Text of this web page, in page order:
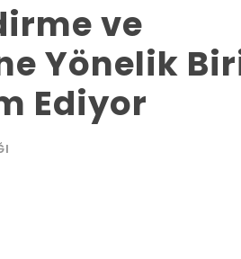
ve
Yönelik
Ediyor